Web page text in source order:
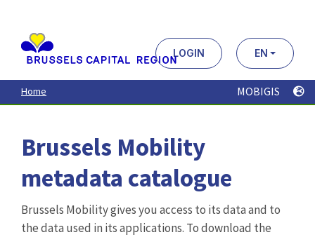
contenu
principal
LOGIN EN
Home MOBIGIS
Brussels Mobility
metadata catalogue
Brussels Mobility gives you access to its data and to
the data used in its applications. To download the